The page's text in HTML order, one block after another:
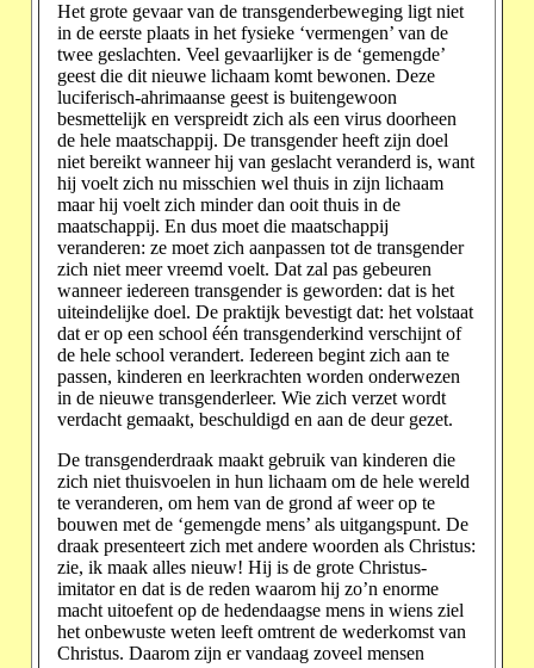
Het grote gevaar van de transgenderbeweging ligt niet
in de eerste plaats in het fysieke ‘vermengen’ van de
twee geslachten. Veel gevaarlijker is de ‘gemengde’
geest die dit nieuwe lichaam komt bewonen. Deze
luciferisch-ahrimaanse geest is buitengewoon
besmettelijk en verspreidt zich als een virus doorheen
de hele maatschappij. De transgender heeft zijn doel
niet bereikt wanneer hij van geslacht veranderd is, want
hij voelt zich nu misschien wel thuis in zijn lichaam
maar hij voelt zich minder dan ooit thuis in de
maatschappij. En dus moet die maatschappij
veranderen: ze moet zich aanpassen tot de transgender
zich niet meer vreemd voelt. Dat zal pas gebeuren
wanneer iedereen transgender is geworden: dat is het
uiteindelijke doel. De praktijk bevestigt dat: het volstaat
dat er op een school één transgenderkind verschijnt of
de hele school verandert. Iedereen begint zich aan te
passen, kinderen en leerkrachten worden onderwezen
in de nieuwe transgenderleer. Wie zich verzet wordt
verdacht gemaakt, beschuldigd en aan de deur gezet.
De transgenderdraak maakt gebruik van kinderen die
zich niet thuisvoelen in hun lichaam om de hele wereld
te veranderen, om hem van de grond af weer op te
bouwen met de ‘gemengde mens’ als uitgangspunt. De
draak presenteert zich met andere woorden als Christus:
zie, ik maak alles nieuw! Hij is de grote Christus-
imitator en dat is de reden waarom hij zo’n enorme
macht uitoefent op de hedendaagse mens in wiens ziel
het onbewuste weten leeft omtrent de wederkomst van
Christus. Daarom zijn er vandaag zoveel mensen